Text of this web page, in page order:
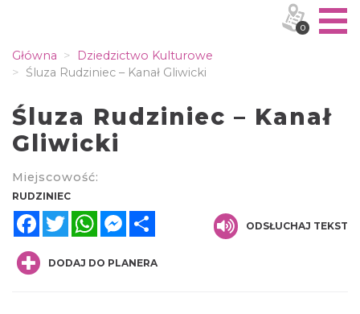
Główna
Dziedzictwo Kulturowe
Śluza Rudziniec – Kanał Gliwicki
Śluza Rudziniec – Kanał
Gliwicki
Miejscowość:
RUDZINIEC
FacebookTwitterWhatsAppMessenger
ODSŁUCHAJ TEKST
DODAJ DO PLANERA
0